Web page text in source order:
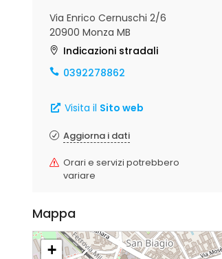
Via Enrico Cernuschi 2/6
20900 Monza MB
Indicazioni stradali
0392278862
Visita il Sito web
Aggiorna i dati
Orari e servizi potrebbero
variare
Mappa
+